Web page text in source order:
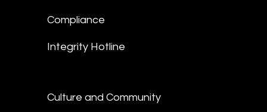
Compliance
Integrity Hotline
Culture and Community